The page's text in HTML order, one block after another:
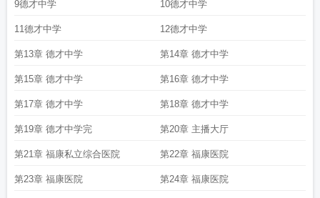
9德才中学 10德才中学
11德才中学 12德才中学
第13章 德才中学 第14章 德才中学
第15章 德才中学 第16章 德才中学
第17章 德才中学 第18章 德才中学
第19章 德才中学完 第20章 主播大厅
第21章 福康私立综合医院 第22章 福康医院
第23章 福康医院 第24章 福康医院